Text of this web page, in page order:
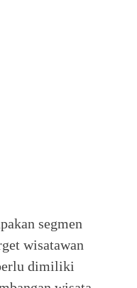
segmen
wisatawan
dimiliki